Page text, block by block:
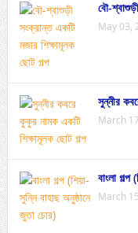
বৌ-
May 03,
সুন্নীর
March
বাংলা গল্প
March